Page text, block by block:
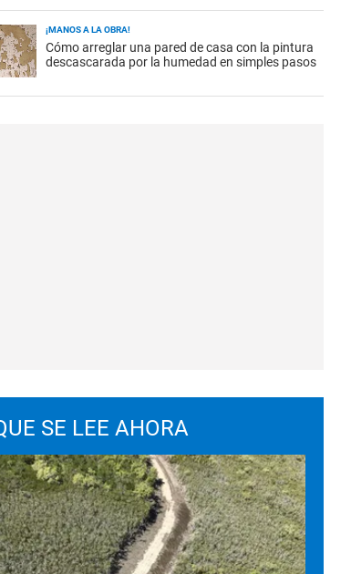
¡MANOS A LA OBRA!
Cómo arreglar una pared de casa con la pintura
descascarada por la humedad en simples pasos
SE LEE AHORA